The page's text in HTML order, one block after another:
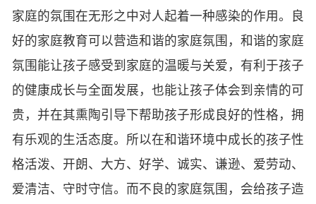
家庭的氛围在无形之中对人起着一种感染的作用。良
好的家庭教育可以营造和谐的家庭氛围，和谐的家庭
氛围能让孩子感受到家庭的温暖与关爱，有利于孩子
的健康成长与全面发展，也能让孩子体会到亲情的可
贵，并在其熏陶引导下帮助孩子形成良好的性格，拥
有乐观的生活态度。所以在和谐环境中成长的孩子性
格活泼、开朗、大方、好学、诚实、谦逊、爱劳动、
爱清洁、守时守信。而不良的家庭氛围，会给孩子造